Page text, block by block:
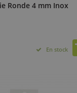
Ronde 4 mm Inox
En stock